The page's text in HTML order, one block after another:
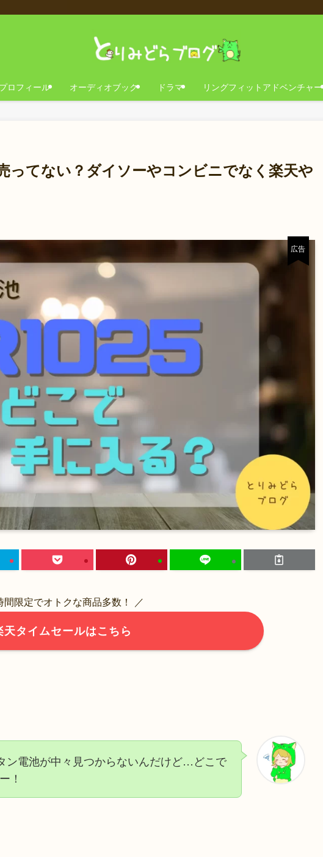
プロフィール オーディオブック ドラマ リングフィットアドベンチャー
ってない？ダイソーやコンビニでなく楽天や
間限定でオトクな商品多数！ ／
天タイムセールはこちら
ン電池が中々見つからないんだけど…どこで
！